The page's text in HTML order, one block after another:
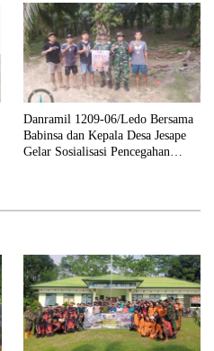
Danramil 1209-06/Ledo Bersama
Babinsa dan Kepala Desa Jesape
Gelar Sosialisasi Pencegahan